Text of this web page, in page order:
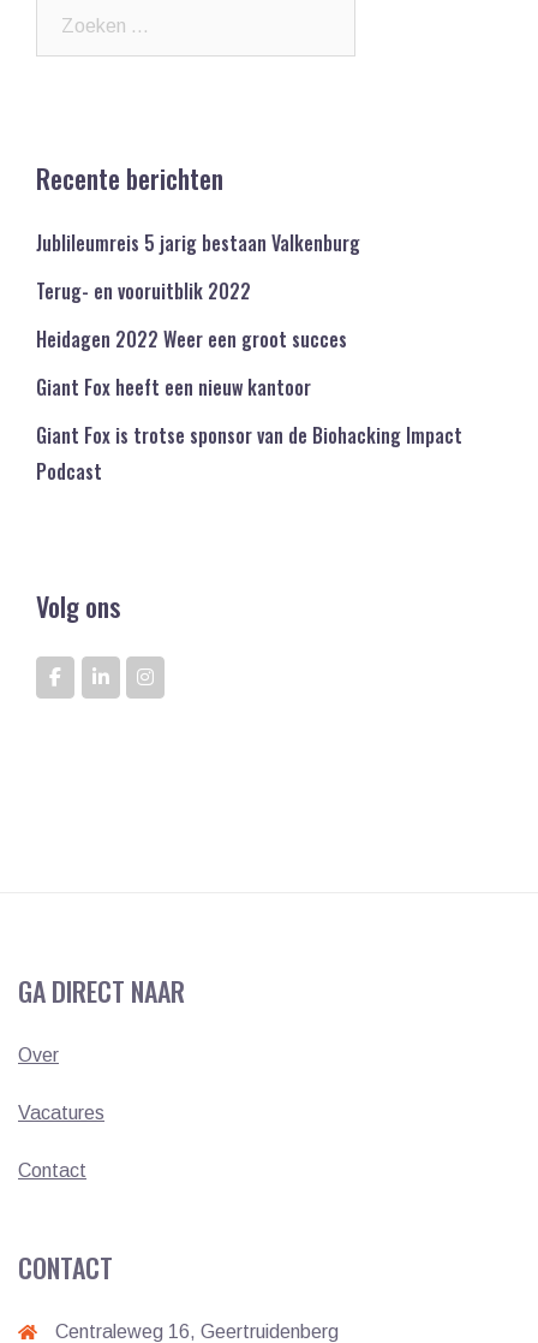
Recente berichten
Jublileumreis 5 jarig bestaan Valkenburg
Terug- en vooruitblik 2022
Heidagen 2022 Weer een groot succes
Giant Fox heeft een nieuw kantoor
Giant Fox is trotse sponsor van de Biohacking Impact
Podcast
Volg ons
GA DIRECT NAAR
Over
Vacatures
Contact
CONTACT
Centraleweg 16, Geertruidenberg